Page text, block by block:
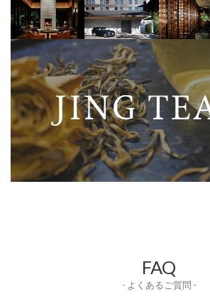
FAQ
- よくあるご質問 -